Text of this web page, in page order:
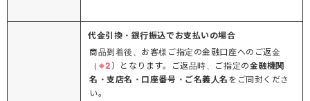
代金引換・銀行振込でお支払いの場合
商品到着後、お客様ご指定の金融口座へのご返金
（ ※2 ）となります。ご返品時、ご指定の金融機関
名・支店名・口座番号・ご名義人名 をご同封くださ
い。